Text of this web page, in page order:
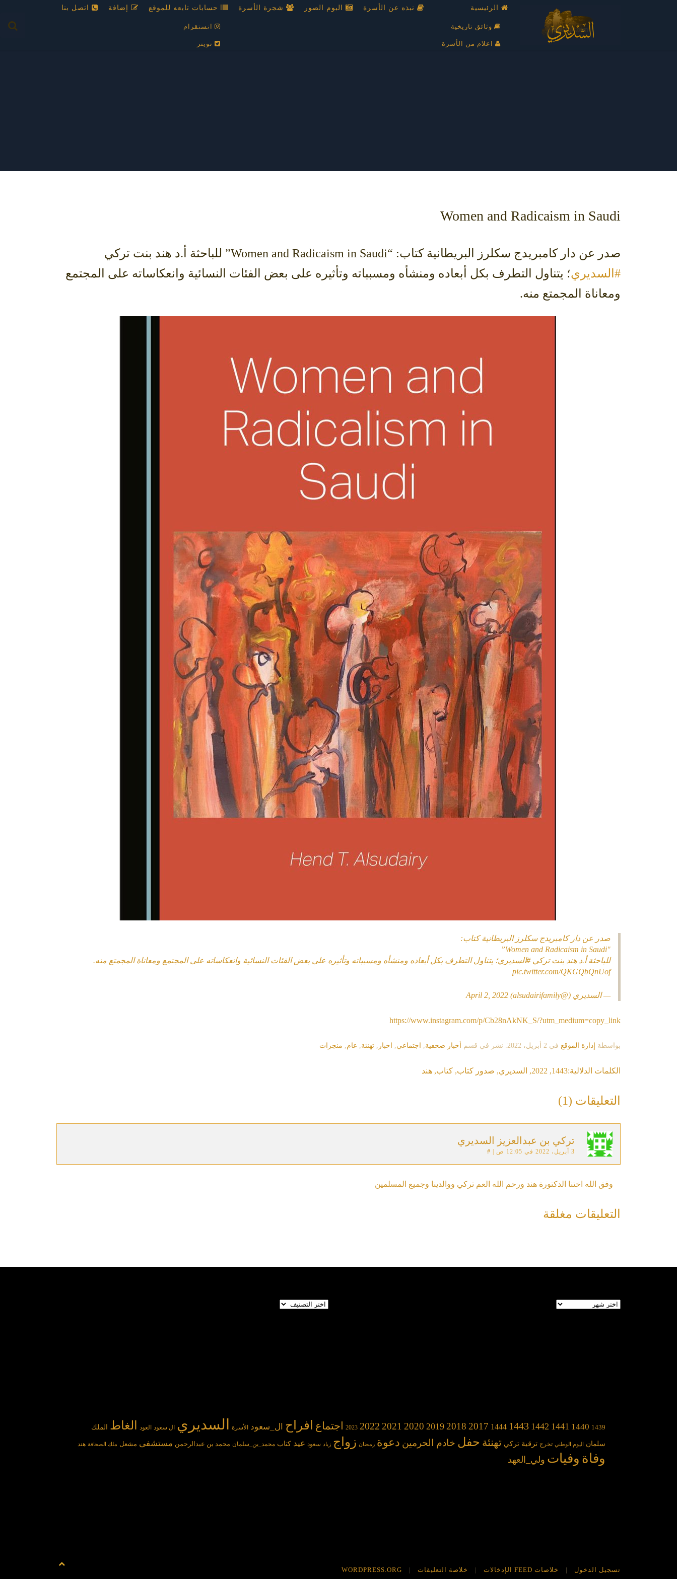
الرئيسية
وثائق تاريخية
اعلام من الأسرة
نبذه عن الأسرة البوم الصور شجرة الأسرة حسابات تابعه للموقع
انستقرام
تويتر
إضافة اتصل بنا
Women and Radicaism in Saudi
صدر عن دار كامبريدج سكلرز البريطانية كتاب: “Women and Radicaism in Saudi” للباحثة أ.د هند بنت تركي
#السديري؛ يتناول التطرف بكل أبعاده ومنشأه ومسبباته وتأثيره على بعض الفئات النسائية وانعكاساته على المجتمع
ومعاناة المجمتع منه.
صدر عن دار كامبريدج سكلرز البريطانية كتاب:
"Women and Radicaism in Saudi”
للباحثة أ.د هند بنت تركي#السديري؛ يتناول التطرف بكل أبعاده ومنشأه ومسبباته وتأثيره على بعض الفئات النسائية وانعكاساته على المجتمع ومعاناة المجمتع منه.
pic.twitter.com/QKGQbQnUof
— السديري (@alsudairifamily) April 2, 2022
https://www.instagram.com/p/Cb28nAkNK_S/?utm_medium=copy_link
بواسطة إدارة الموقع في 2 أبريل، 2022 . نشر في قسم أخبار صحفية, اجتماعي, اخبار , تهنئة, عام, منجزات
الكلمات الدلالية:1443
,
2022
, السديري, صدور كتاب, كتاب, هند
التعليقات (1)
تركي بن عبدالعزيز السديري
3 أبريل، 2022 في 12:05 ص #
وفق الله اختنا الدكتورة هند ورحم الله العم تركي ووالدينا وجميع المسلمين
التعليقات مغلقة
الأرشيف تصنيفات
1439
1440
1441
1442
1443
1444
2017
2018
2019
2020
2021
2022
2023 اجتماع افراح ال_سعود الأسرة السديري ال سعود العود الغاط الملك
سلمان اليوم الوطني تخرج ترقية تركي تهنئة حفل خادم الحرمين دعوة رمضان زواج زياد سعود عيد كتاب محمد_بن_سلمان محمد بن عبدالرحمن مستشفى مشعل ملك الصحافة هند
وفاة وفيات ولي_العهد
تسجيل الدخول خلاصات FEED الإدخالات خلاصة التعليقات WORDPRESS.ORG